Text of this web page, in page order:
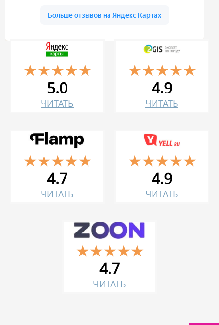
5.0
ЧИТАТЬ
4.9
ЧИТАТЬ
4.7
ЧИТАТЬ
4.9
ЧИТАТЬ
4.7
ЧИТАТЬ